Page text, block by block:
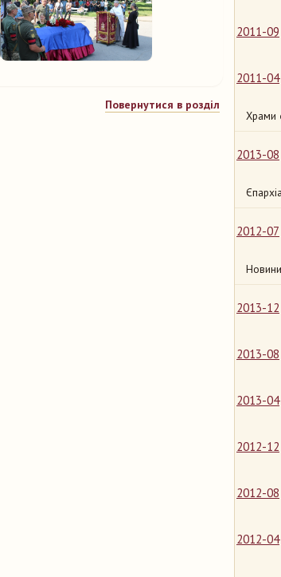
2011-09
2011-04
Храми
2013-08
2012-07
Новини
2013-12
2013-08
2013-04
2012-12
2012-08
2012-04
Повернутися в розділ